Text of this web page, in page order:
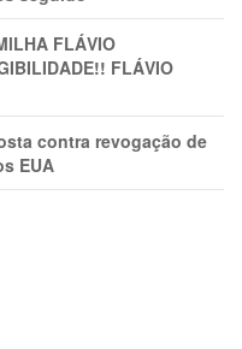
FLÁVIO
FLÁVIO
contra revogação de
EUA